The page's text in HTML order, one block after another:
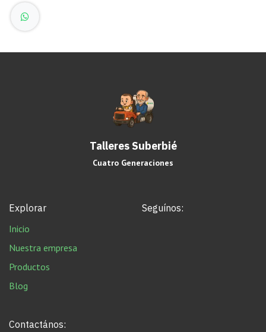
Talleres Suberbié
Cuatro Generaciones
Explorar
Inicio
Nuestra empresa
Productos
Blog
Contactános:
Seguínos: